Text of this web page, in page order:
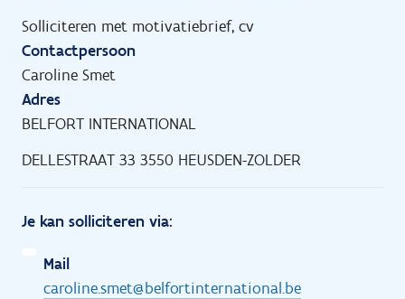
Solliciteren met motivatiebrief, cv
Contactpersoon
Caroline Smet
Adres
BELFORT INTERNATIONAL
DELLESTRAAT 33 3550 HEUSDEN-ZOLDER
Je kan solliciteren via:
Mail
caroline.smet@belfortinternational.be